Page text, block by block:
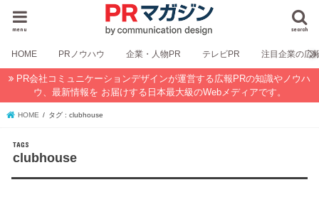
search
menu
HOME PRノウハウ 企業・人物PR テレビPR 注目企業の広
PR会社コミュニケーションデザインが運営する広報PRの知識やノウハ
ウ、最新情報を お届けする日本最大級のWebメディアです。
HOME タグ : clubhouse
clubhouse